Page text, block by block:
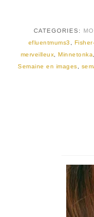
CATEGORIES:
efluentmums3
merveilleux
Minnetonka
Semaine en images